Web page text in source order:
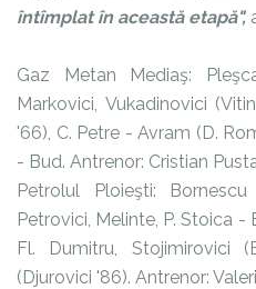
întîmplat în această etapă",
Gaz Metan Mediaş:
Markovici, Vukadinovici
'66), C. Petre - Avram (D.
- Bud. Antrenor: Cristian
Petrolul Ploieşti:
Petrovici, Melinte, P. Stoica -
Fl. Dumitru, Stojimirovici
(Djurovici '86). Antrenor: